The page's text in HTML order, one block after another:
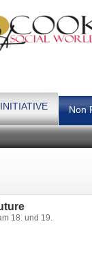
Non
18. und 19.